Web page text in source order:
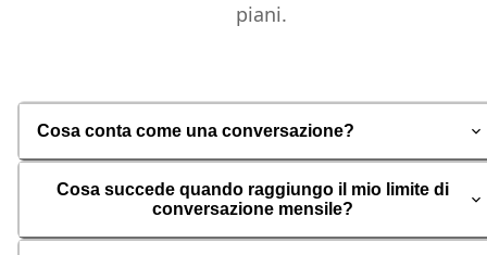
piani.
Cosa conta come una conversazione?
Cosa succede quando raggiungo il mio limite di
conversazione mensile?